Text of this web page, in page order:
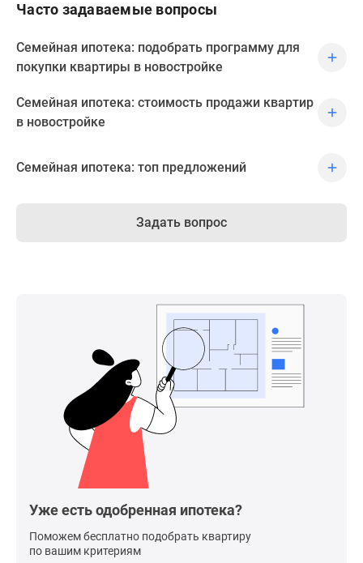
Часто задаваемые вопросы
Семейная ипотека: подобрать программу для
покупки квартиры в новостройке
Семейная ипотека: стоимость продажи квартир
в новостройке
Семейная ипотека: топ предложений
Задать вопрос
Уже есть одобренная ипотека?
Поможем бесплатно подобрать квартиру
по вашим критериям